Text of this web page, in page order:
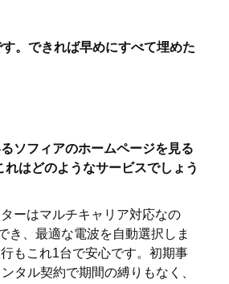
。できれば早めにすべて埋めた
ソフィアのホームページを見る
はどのようなサービスでしょう
ーはマルチキャリア対応なの
き、最適な電波を自動選択しま
もこれ1台で安心です。初期事
タル契約で期間の縛りもなく、